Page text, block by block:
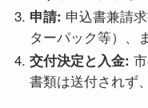
申請: 申込書兼請
ターパック等）、
交付決定と入金:
書類は送付されず